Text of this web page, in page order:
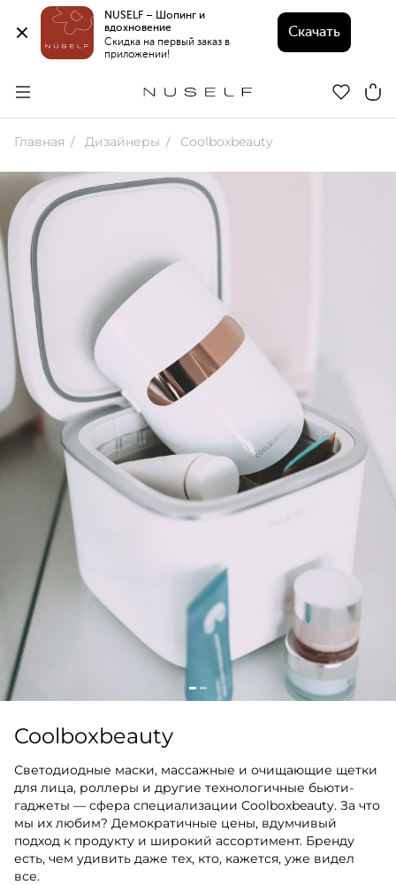
NUSELF – Шопинг и
вдохновение
Скидка на первый заказ в
приложении!
Скачать
Главная Дизайнеры Coolboxbeauty
Coolboxbeauty
Светодиодные маски, массажные и очищающие щетки
для лица, роллеры и другие технологичные бьюти-
гаджеты — сфера специализации Coolboxbeauty. За что
мы их любим? Демократичные цены, вдумчивый
подход к продукту и широкий ассортимент. Бренду
есть, чем удивить даже тех, кто, кажется, уже видел
все.